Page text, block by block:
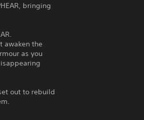
bringing
awaken the
as you
out to rebuild